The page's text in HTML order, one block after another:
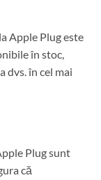
Apple Plug este
în stoc,
dvs. în cel mai
Plug sunt
că